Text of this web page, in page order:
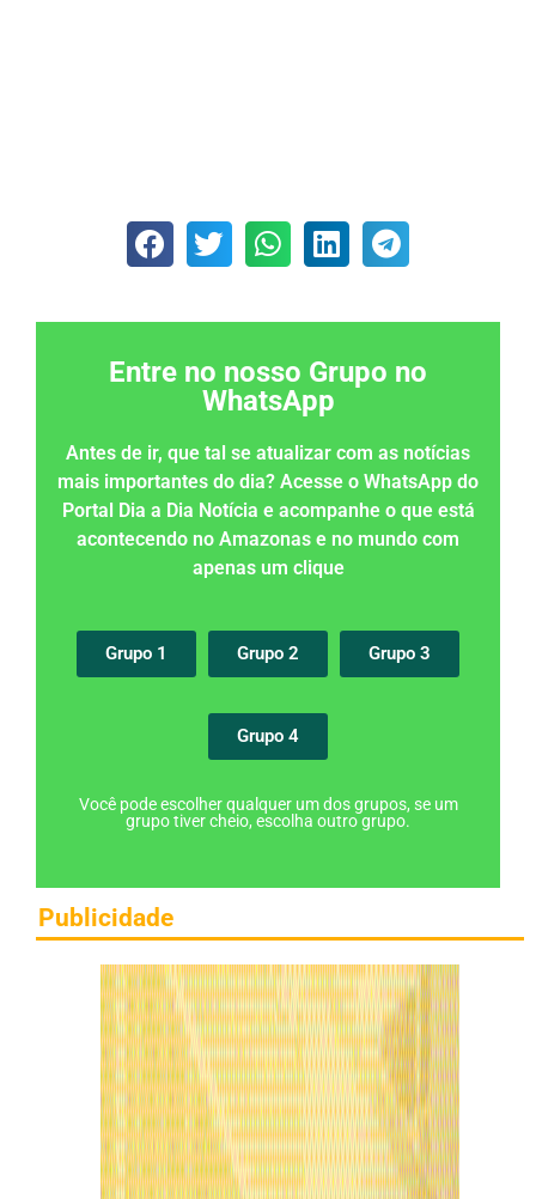
Entre no nosso Grupo no
WhatsApp
Antes de ir, que tal se atualizar com as notícias
mais importantes do dia? Acesse o WhatsApp do
Portal Dia a Dia Notícia e acompanhe o que está
acontecendo no Amazonas e no mundo com
apenas um clique
Grupo 1 Grupo 2 Grupo 3
Grupo 4
Você pode escolher qualquer um dos grupos, se um
grupo tiver cheio, escolha outro grupo.
Publicidade